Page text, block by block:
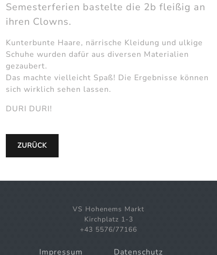
Semesterferien bastelte die 2b fleißig an
ihren Clowns.
Kunterbunte Haare, närrische Kleidung und ulkige
Schuhe wurden dafür aus diversen Materialien
gezaubert.
Das machte vielleicht Spaß! Die Ergebnisse können
sich wirklich sehen lassen.
DURI DURI!
ZURÜCK
VS Hohenems Markt
Kirchplatz 1-3
+43 5576/77166
Impressum Datenschutz